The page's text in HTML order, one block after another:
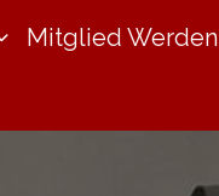
Mitglied Werden